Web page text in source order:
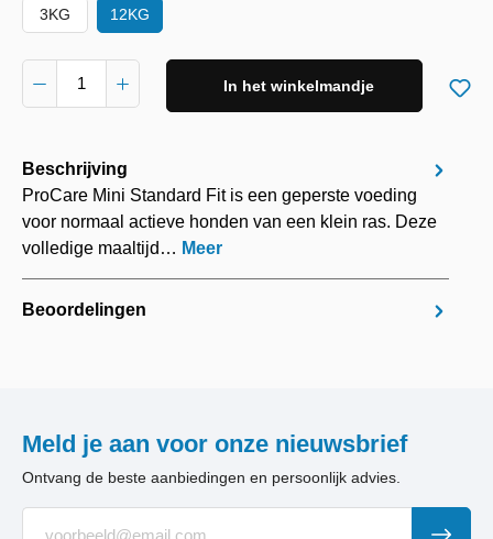
3KG 12KG
In het winkelmandje
Beschrijving
ProCare Mini Standard Fit is een geperste voeding
voor normaal actieve honden van een klein ras. Deze
volledige maaltijd… Meer
Beoordelingen
Meld je aan voor onze nieuwsbrief
Ontvang de beste aanbiedingen en persoonlijk advies.